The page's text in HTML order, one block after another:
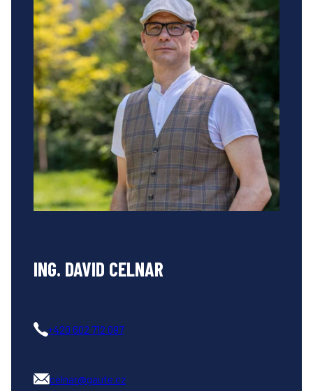
ING. DAVID CELNAR
+420 602 712 097
celnar@gaute.cz